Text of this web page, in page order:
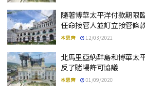
隨著博華太平洋付款期限
任命接管人並訂立接管條
本思齊 12/03/2021
北馬里亞納群島和博華太
反了賭場許可協議
本思齊 01/09/2020